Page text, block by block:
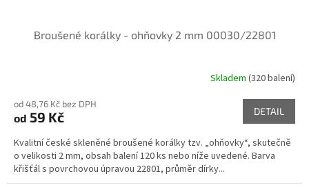
Broušené korálky - ohňovky 2 mm 00030/22801
Skladem (320 balení)
od 48,76 Kč bez DPH
od 59 Kč DETAIL
Kvalitní české skleněné broušené korálky tzv. „ohňovky“, skutečně
o velikosti 2 mm, obsah balení 120 ks nebo níže uvedené. Barva
křišťál s povrchovou úpravou 22801, průměr dírky...